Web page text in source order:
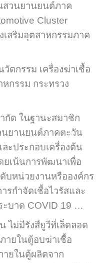
สวนยานยนต์ภาค
Cluster
สริมอุตสาหกรรมภาค
เครื่องฆ่าเชื้อ
กรรม กระทรวง
กัด ในฐานะสมาชิก
ยานยนต์ภาคตะวัน
ะประกอบเครื่องต้น
ยเน้นการพัฒนาเพื่อ
บหน่วยงานหรือองค์กร
รกำจัดเชื้อไวรัสและ
ะบาด COVID 19 …
ไม่มีรังสียูวีที่เล็ดลอด
ายในตู้อบฆ่าเชื้อ
ยในตู้ผลิตจาก